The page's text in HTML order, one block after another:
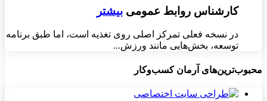
کارشناس روابط عمومی بیشتر
در نسخه فعلی تمرکز اصلی روی تغذیه است، اما طبق برنامه
توسعه، بخش‌هایی مانند ورزش...
محبوب‌ترین‌های آرمان کسب‌وکار